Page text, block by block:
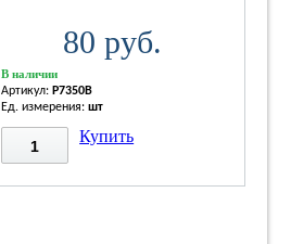
80 руб.
В наличии
Артикул: P7350B
Ед. измерения:шт
Купить